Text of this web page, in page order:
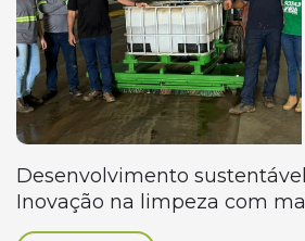
Desenvolvimento
Inovação na limpeza com